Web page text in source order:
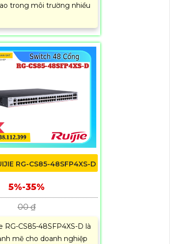
trong môi trường nhiều
RG-CS85-48SFP4XS-D
5%-35%
00 ₫
RG-CS85-48SFP4XS-D là
mẽ cho doanh nghiệp